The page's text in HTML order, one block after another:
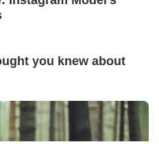
berita aktual dan